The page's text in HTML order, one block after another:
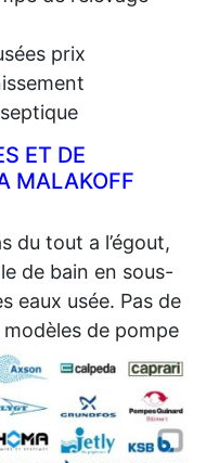
prix
ET DE
MALAKOFF
du tout a l’égout,
de bain en sous-
eaux usée. Pas de
de pompe